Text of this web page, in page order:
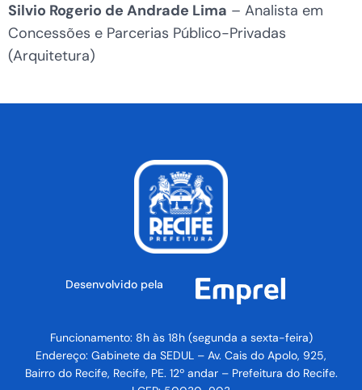
Silvio Rogerio de Andrade Lima – Analista em
Concessões e Parcerias Público-Privadas
(Arquitetura)
Desenvolvido pela
Funcionamento: 8h às 18h (segunda a sexta-feira)
Endereço: Gabinete da SEDUL – Av. Cais do Apolo, 925,
Bairro do Recife, Recife, PE. 12º andar – Prefeitura do Recife.